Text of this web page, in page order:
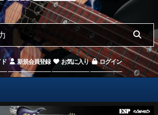
新規会員登録 お気に入り ログイン